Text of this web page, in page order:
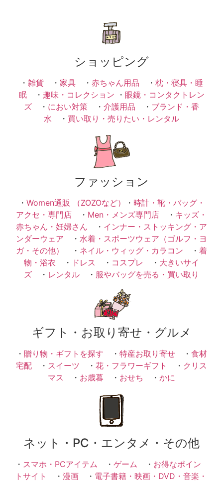
ショッピング
・ 雑貨 ・ 家具 ・ 赤ちゃん用品 ・ 枕・寝具・睡
眠・ 趣味・コレクション ・ 眼鏡・コンタクトレン
ズ ・ におい対策 ・ 介護用品 ・ ブランド・香
水 ・ 買い取り・売りたい・レンタル
ファッション
・ Women通販 （ZOZOなど） ・ 時計・靴・バッグ・
アクセ・専門店 ・ Men・メンズ専門店 ・ キッズ・
赤ちゃん・妊婦さん ・ インナー・ストッキング・ア
ンダーウェア ・ 水着・スポーツウェア（ゴルフ・ヨ
ガ・その他）
・ ネイル・ウィッグ・カラコン ・ 着
物・浴衣 ・ ドレス ・ コスプレ ・ 大きいサイ
ズ ・ レンタル ・ 服やバッグを売る・買い取り
ギフト・お取り寄せ・グルメ
・ 贈り物・ギフトを探す ・ 特産お取り寄せ ・ 食材
宅配 ・ スイーツ ・ 花・フラワーギフト ・ クリス
マス ・ お歳暮 ・ おせち ・ かに
ネット・PC・エンタメ・その他
・ スマホ・PCアイテム ・ ゲーム ・ お得なポイン
トサイト
・ 漫画 ・ 電子書籍・映画・DVD・音楽・